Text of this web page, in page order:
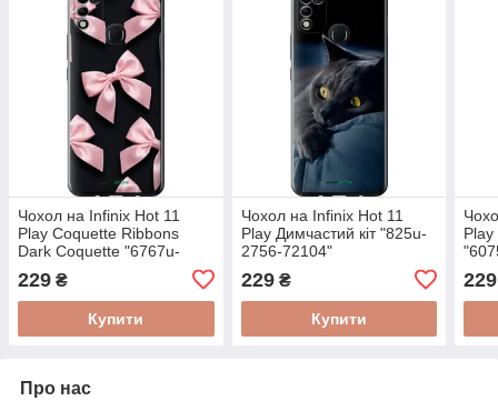
Чохол на Infinix Hot 11
Play Coquette Ribbons
Dark Coquette "6767u-
229 ₴
Купити
Чохол на Infinix Hot 11
Play Димчастий кіт "825u-
2756-72104"
229₴
Купити
Play
229
Про нас